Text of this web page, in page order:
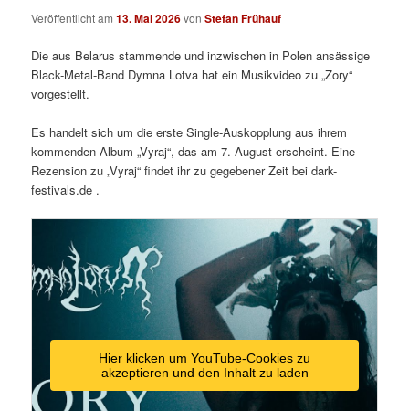
Veröffentlicht am13. Mai 2026vonStefan Frühauf
Die aus Belarus stammende und inzwischen in Polen ansässige
Black-Metal-Band Dymna Lotva hat ein Musikvideo zu „Zory“
vorgestellt.
Es handelt sich um die erste Single-Auskopplung aus ihrem
kommenden Album „Vyraj“, das am 7. August erscheint. Eine
Rezension zu „Vyraj“ findet ihr zu gegebener Zeit bei dark-
festivals.de .
Hier klicken um YouTube-Cookies zu
akzeptieren und den Inhalt zu laden